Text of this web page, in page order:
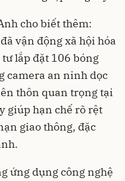
cho biết thêm:
vận động xã hội hóa
lắp đặt 106 bóng
camera an ninh dọc
thôn quan trọng tại
giúp hạn chế rõ rệt
giao thông, đặc
ứng dụng công nghệ